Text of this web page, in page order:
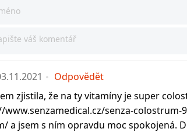
Odpovědět
zjistila, že na ty vitamíny je super
senza-colostrum-
a jsem s ním opravdu moc spokojená.